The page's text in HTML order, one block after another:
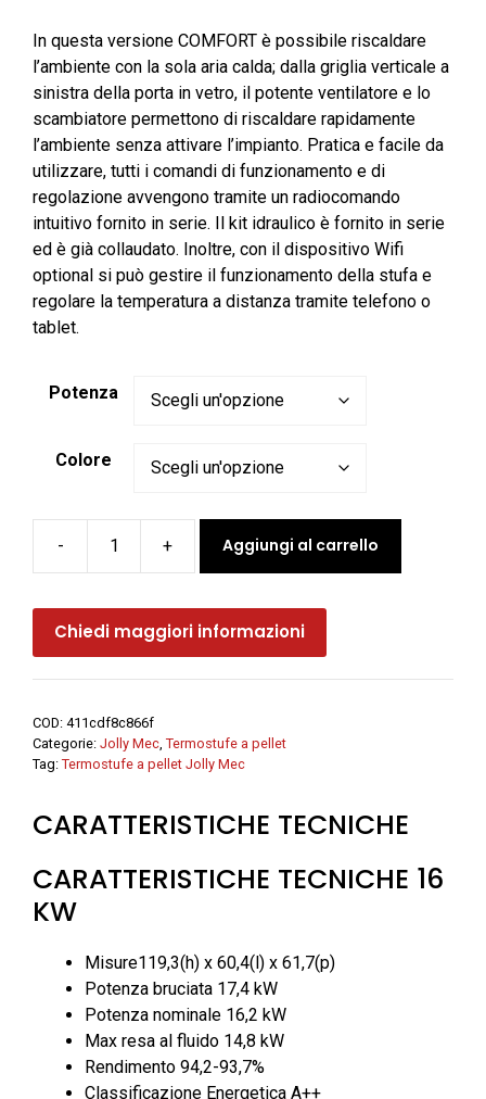
In questa versione COMFORT è possibile riscaldare
l’ambiente con la sola aria calda; dalla griglia verticale a
sinistra della porta in vetro, il potente ventilatore e lo
scambiatore permettono di riscaldare rapidamente
l’ambiente senza attivare l’impianto. Pratica e facile da
utilizzare, tutti i comandi di funzionamento e di
regolazione avvengono tramite un radiocomando
intuitivo fornito in serie. Il kit idraulico è fornito in serie
ed è già collaudato. Inoltre, con il dispositivo Wifi
optional si può gestire il funzionamento della stufa e
regolare la temperatura a distanza tramite telefono o
tablet.
Potenza
Colore
-
Stufa
pellet
idro
+
Versione
Comfort
Jolly
quantità
+ Aggiungi al carrello
Chiedi maggiori informazioni
COD: 411cdf8c866f
Categorie: Jolly Mec Termostufe a pellet
Tag: Termostufe a pellet Jolly Mec
CARATTERISTICHE TECNICHE
CARATTERISTICHE TECNICHE 16
KW
Misure119,3(h) x 60,4(l) x 61,7(p)
Potenza bruciata 17,4 kW
Potenza nominale 16,2 kW
Max resa al fluido 14,8 kW
Rendimento 94,2-93,7%
Classificazione Energetica A++